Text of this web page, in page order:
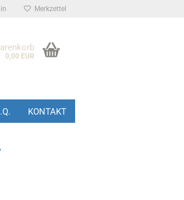
Merkzettel
0,00 EUR
KONTAKT